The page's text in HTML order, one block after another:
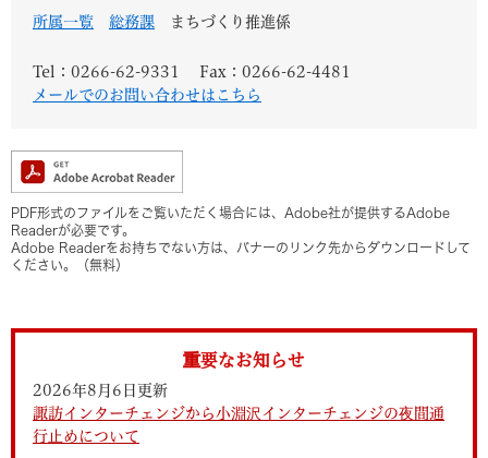
所属一覧 総務課 まちづくり推進係
Tel：0266-62-9331
Fax：0266-62-4481
メールでのお問い合わせはこちら
PDF形式のファイルをご覧いただく場合には、Adobe社が提供するAdobe
Readerが必要です。
Adobe Readerをお持ちでない方は、バナーのリンク先からダウンロードして
ください。（無料）
重要なお知らせ
2026年8月6日更新
諏訪インターチェンジから小淵沢インターチェンジの夜間通
行止めについて